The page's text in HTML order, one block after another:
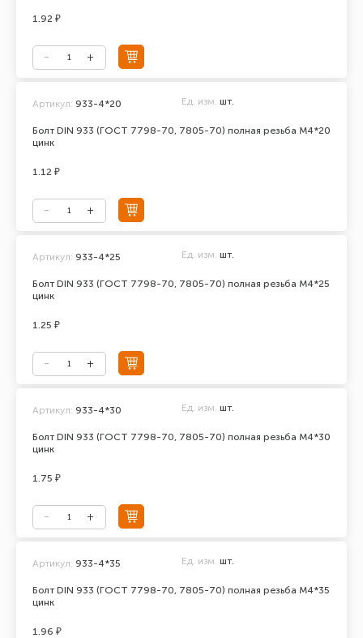
1.92 ₽
Болт DIN 933 (ГОСТ 7798-70, 7805-70) полная резьба М4*20
цинк
Артикул: 933-4*20 Ед. изм. шт.
1.12 ₽
Болт DIN 933 (ГОСТ 7798-70, 7805-70) полная резьба М4*25
цинк
Артикул: 933-4*25 Ед. изм. шт.
1.25 ₽
Болт DIN 933 (ГОСТ 7798-70, 7805-70) полная резьба М4*30
цинк
Артикул: 933-4*30 Ед. изм. шт.
1.75 ₽
Болт DIN 933 (ГОСТ 7798-70, 7805-70) полная резьба М4*35
цинк
Артикул: 933-4*35 Ед. изм. шт.
1.96 ₽